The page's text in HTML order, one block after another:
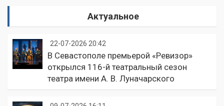
Актуальное
22-07-2026 20:42
В Севастополе премьерой «Ревизор»
открылся 116-й театральный сезон
театра имени А. В. Луначарского